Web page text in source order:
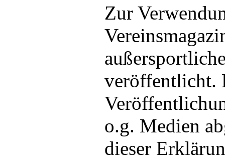
Zur
veröffentlicht.
o.g. Medien
dieser